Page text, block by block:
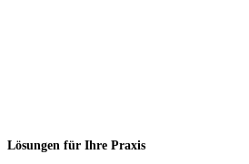
Lösungen für Ihre Praxis